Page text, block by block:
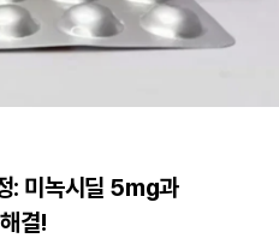
미녹시딜 5mg과
결!